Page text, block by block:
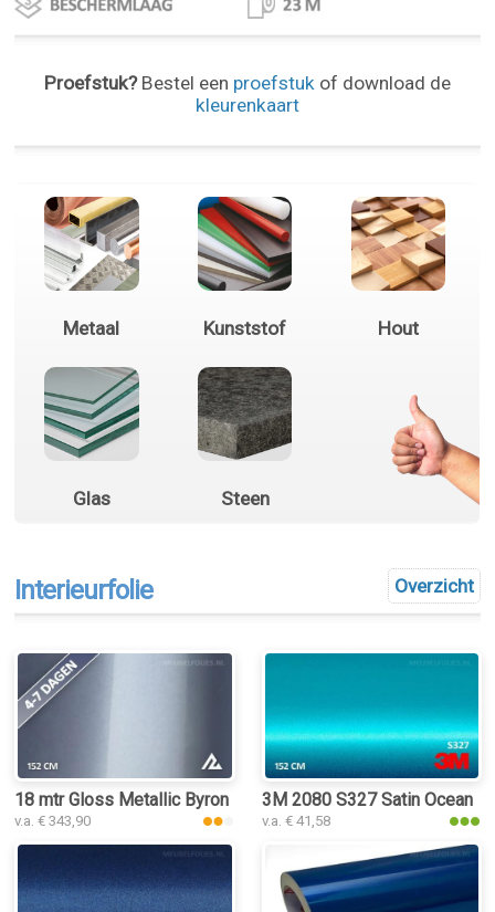
Proefstuk?Bestel een proefstukof download de
kleurenkaart
Metaal Kunststof Hout
Glas Steen
Overzicht
Interieurfolie
18 mtr Gloss Metallic Byron Bay Blue 3172 interieurfolie
v.a. € 343,90
3M 2080 S327 Satin Ocean
v.a. € 41,58